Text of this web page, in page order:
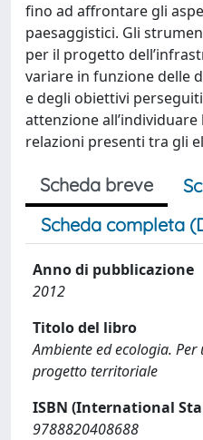
fino ad affrontare gli
paesaggistici. Gli
per il progetto
variare in funzione delle
e degli obiettivi
attenzione
relazioni presenti tra gli
Scheda breve
Scheda completa
Anno di pubblicazione
2012
Titolo del libro
Ambiente ed ecologia.
progetto territoriale
ISBN (International
9788820408688